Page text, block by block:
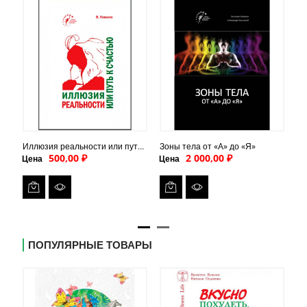
Иллюзия реальности или путь к счастью (PDF)
Цена 500,00 ₽
Зоны тела от «А» до «Я»
Цена 2 000,00 ₽
ПОПУЛЯРНЫЕ ТОВАРЫ